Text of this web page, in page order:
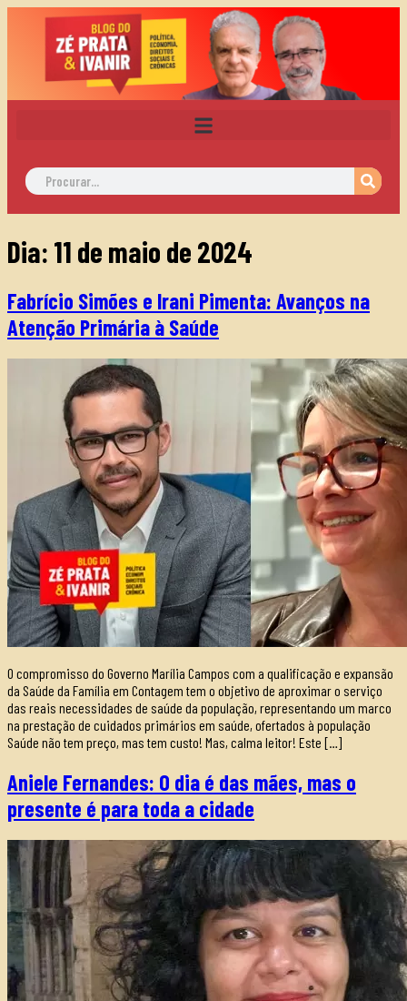
Dia: 11 de maio de 2024
Fabrício Simões e Irani Pimenta: Avanços na
Atenção Primária à Saúde
O compromisso do Governo Marília Campos com a qualificação e expansão
da Saúde da Família em Contagem tem o objetivo de aproximar o serviço
das reais necessidades de saúde da população, representando um marco
na prestação de cuidados primários em saúde, ofertados à população
Saúde não tem preço, mas tem custo! Mas, calma leitor! Este […]
Aniele Fernandes: O dia é das mães, mas o
presente é para toda a cidade